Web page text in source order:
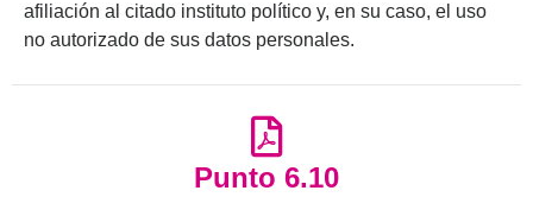
afiliación al citado instituto político y, en su caso, el uso
no autorizado de sus datos personales.
Punto 6.10